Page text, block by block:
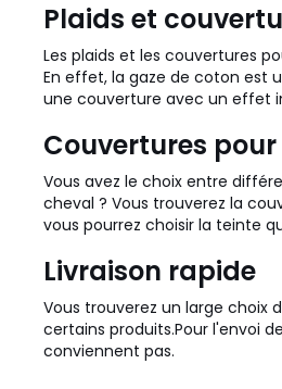
Plaids et
Les plaids et les couvertures
En effet, la gaze de coton est
une couverture avec un effet
Couvertures
Vous avez le choix entre
cheval ? Vous trouverez la
vous pourrez choisir la teinte
Livraison rapide
Vous trouverez un large choix
certains produits.Pour l'envoi
conviennent pas.